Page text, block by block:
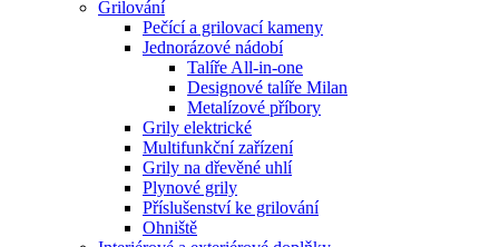
Grilování
Pečící a grilovací kameny
Jednorázové nádobí
Talíře All-in-one
Designové talíře Milan
Metalízové příbory
Grily elektrické
Multifunkční zařízení
Grily na dřevěné uhlí
Plynové grily
Příslušenství ke grilování
Ohniště